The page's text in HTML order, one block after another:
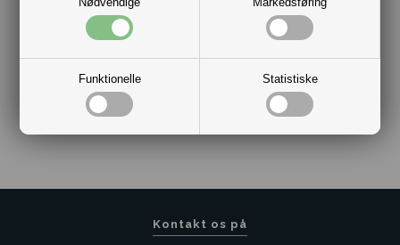
Funktionelle Statistiske
10160037
Kontakt os på